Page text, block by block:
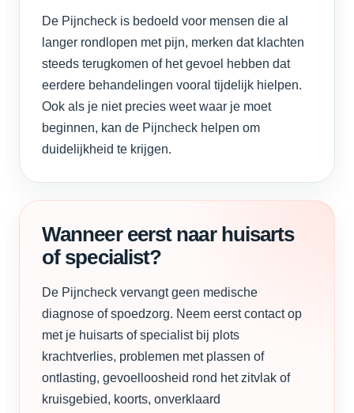
De Pijncheck is bedoeld voor mensen die al
langer rondlopen met pijn, merken dat klachten
steeds terugkomen of het gevoel hebben dat
eerdere behandelingen vooral tijdelijk hielpen.
Ook als je niet precies weet waar je moet
beginnen, kan de Pijncheck helpen om
duidelijkheid te krijgen.
Wanneer eerst naar huisarts
of specialist?
De Pijncheck vervangt geen medische
diagnose of spoedzorg. Neem eerst contact op
met je huisarts of specialist bij plots
krachtverlies, problemen met plassen of
ontlasting, gevoelloosheid rond het zitvlak of
kruisgebied, koorts, onverklaard